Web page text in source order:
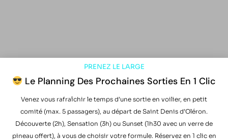
PRENEZ LE LARGE
Le Planning Des Prochaines Sorties En 1 Clic
Venez vous rafraîchir le temps d’une sortie en voilier, en petit
comité (max. 5 passagers), au départ de Saint Denis d’Oléron.
Découverte (2h), Sensation (3h) ou Sunset (1h30 avec un verre de
pineau offert), à vous de choisir votre formule. Réservez en 1 clic en